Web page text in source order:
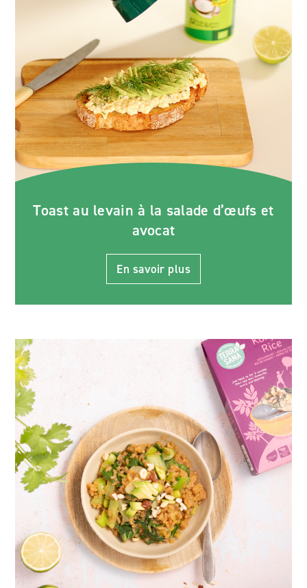
Toast au levain à la salade d’œufs et
avocat
En savoir plus